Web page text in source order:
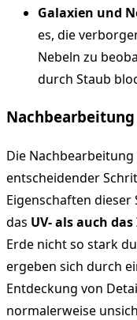
Galaxien und
es, die
Nebeln zu
durch Staub
Die Nachbearbeitung
entscheidender
Eigenschaften
das UV- als auch
Erde nicht so stark
ergeben sich durch
Entdeckung von
normalerweise